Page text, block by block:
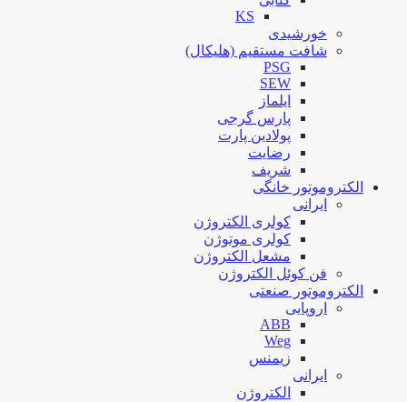
KS
خورشیدی
شافت مستقیم (هلیکال)
PSG
SEW
ایلماز
پارس گرجی
پولادین پارت
رضایت
شریف
الکتروموتور خانگی
ایرانی
کولری الکتروژن
کولری موتوژن
مشعل الکتروژن
فن کوئل الکتروژن
الکتروموتور صنعتی
اروپایی
ABB
Weg
زیمنس
ایرانی
الکتروژن